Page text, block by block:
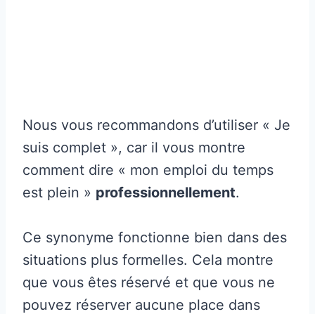
Nous vous recommandons d’utiliser « Je
suis complet », car il vous montre
comment dire « mon emploi du temps
est plein » professionnellement.
Ce synonyme fonctionne bien dans des
situations plus formelles. Cela montre
que vous êtes réservé et que vous ne
pouvez réserver aucune place dans